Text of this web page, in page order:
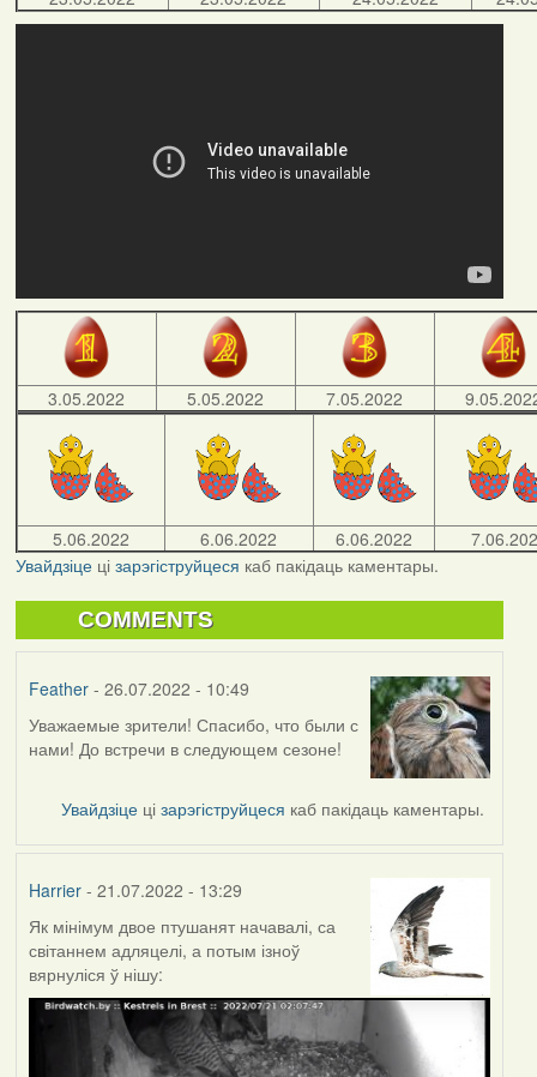
3.05.2022 5.05.2022 7.05.2022
5.06.2022 6.06.2022 6.06.2022
Увайдзіцеці зарэгіструйцеся каб пакідаць каментары.
COMMENTS
Feather- 26.07.2022 - 10:49
Уважаемые зрители! Спасибо, что были с
нами! До встречи в следующем сезоне!
Увайдзіце цізарэгіструйцеся каб пакідаць каментары.
Harrier- 21.07.2022 - 13:29
Як мінімум двое птушанят начавалі, са
світаннем адляцелі, а потым ізноў
вярнуліся ў нішу: